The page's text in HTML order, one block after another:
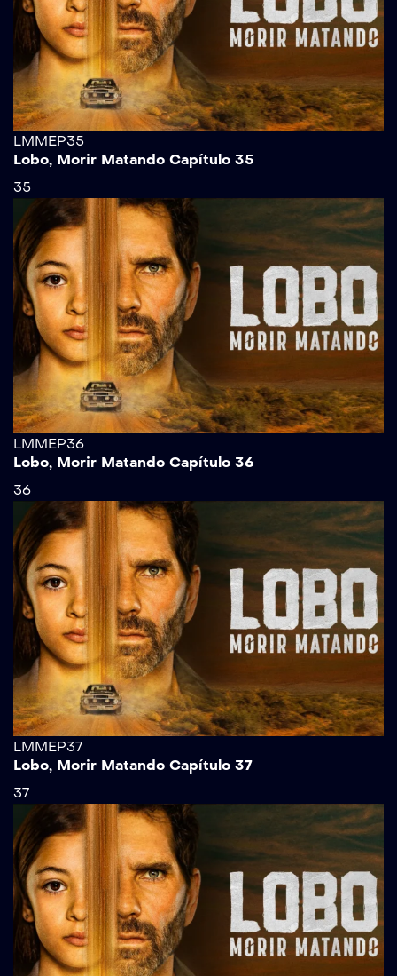
LMMEP35
Lobo, Morir Matando Capítulo 35
35
LMMEP36
Lobo, Morir Matando Capítulo 36
36
LMMEP37
Lobo, Morir Matando Capítulo 37
37